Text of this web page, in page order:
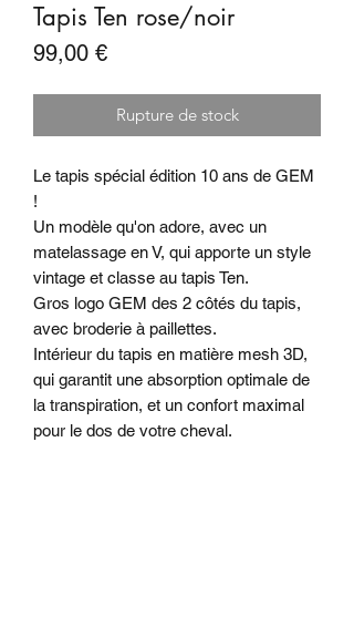
Tapis Ten rose/noir
99,00 €Prix
Rupture de stock
Le tapis spécial édition 10 ans de GEM
!
Un modèle qu'on adore, avec un
matelassage en V, qui apporte un style
vintage et classe au tapis Ten.
Gros logo GEM des 2 côtés du tapis,
avec broderie à paillettes.
Intérieur du tapis en matière mesh 3D,
qui garantit une absorption optimale de
la transpiration, et un confort maximal
pour le dos de votre cheval.